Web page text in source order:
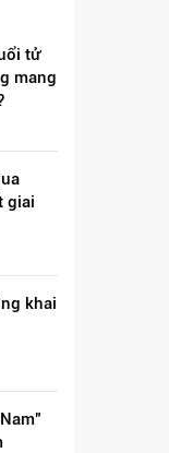
tử
mang
giai
khai